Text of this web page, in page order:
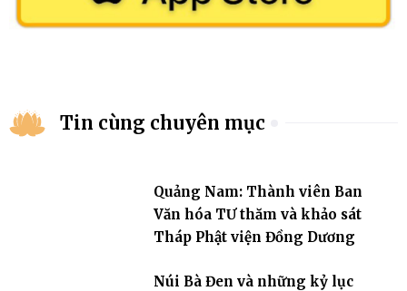
Tin cùng chuyên mục
Quảng Nam: Thành viên Ban
Văn hóa TƯ thăm và khảo sát
Tháp Phật viện Đồng Dương
Núi Bà Đen và những kỷ lục